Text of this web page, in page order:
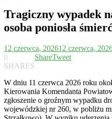
Tragiczny wypadek
osoba poniosła śmierć
12 czerwca, 202612 czerwca,
0
SHARES
ShareTweet
W dniu 11 czerwca 2026 roku
Kierowania Komendanta
zgłoszenie o groźnym wypadku
wojewódzkiej nr 260, w pobliżu